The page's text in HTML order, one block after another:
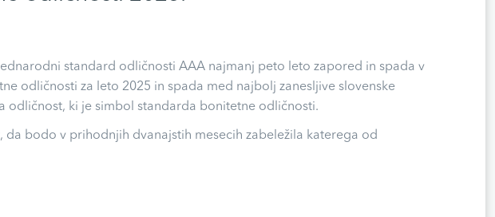
standard odličnosti AAA najmanj peto leto zapored in spada v
odličnosti za leto 2025 in spada med najbolj zanesljive slovenske
odličnost, ki je simbol standarda bonitetne odličnosti.
bodo v prihodnjih dvanajstih mesecih zabeležila katerega od